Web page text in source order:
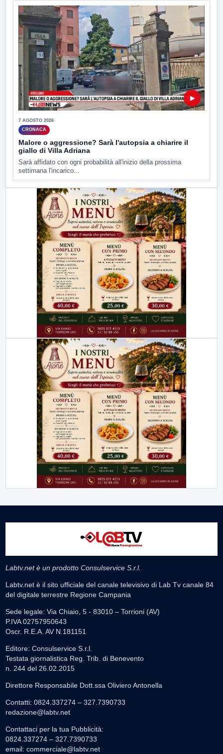
▶
7 AGOSTO 2026
CRONACA
Malore o aggressione? Sarà l'autopsia a chiarire il
giallo di Villa Adriana
Sarà affidato con ogni probabilità all'inizio della prossima
settimana l'incarico...
Labtv.net è un prodotto Consulservice S.r.l.
Labtv.net è il sito ufficiale del canale televisivo di Lab Tv canale 84
del digitale terrestre Regione Campania
Sede legale: Via Chiaio, 5 - 83010 – Torrioni (AV)
P.IVA 02757950643
Oscr. R.E.A. AV N.181151
Editore: Consulservice S.r.l.
Testata giornalistica Reg. Trib. di Benevento
n. 244 del 26.02.2015
Direttore Responsabile Dott.ssa Oliviero Antonella
Contatti: 0824.337274 – 327.7390733
redazione@labtv.net
Contattaci per la tua Pubblicità:
0824.337274 – 327.7390733
email: commerciale@labtv.net